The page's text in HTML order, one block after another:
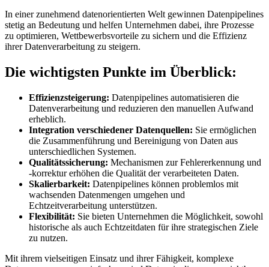
In einer zunehmend datenorientierten Welt gewinnen Datenpipelines
stetig an Bedeutung und helfen Unternehmen dabei, ihre Prozesse
zu optimieren, Wettbewerbsvorteile zu sichern und die Effizienz
ihrer Datenverarbeitung zu steigern.
Die wichtigsten Punkte im Überblick:
Effizienzsteigerung: Datenpipelines automatisieren die
Datenverarbeitung und reduzieren den manuellen Aufwand
erheblich.
Integration verschiedener Datenquellen: Sie ermöglichen
die Zusammenführung und Bereinigung von Daten aus
unterschiedlichen Systemen.
Qualitätssicherung: Mechanismen zur Fehlererkennung und
-korrektur erhöhen die Qualität der verarbeiteten Daten.
Skalierbarkeit: Datenpipelines können problemlos mit
wachsenden Datenmengen umgehen und
Echtzeitverarbeitung unterstützen.
Flexibilität: Sie bieten Unternehmen die Möglichkeit, sowohl
historische als auch Echtzeitdaten für ihre strategischen Ziele
zu nutzen.
Mit ihrem vielseitigen Einsatz und ihrer Fähigkeit, komplexe